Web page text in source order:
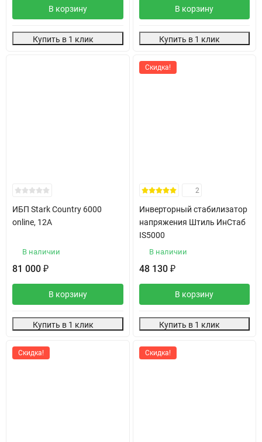
В корзину
Купить в 1 клик
В корзину
Купить в 1 клик
ИБП Stark Country 6000
online, 12А
В наличии
81 000 ₽
В корзину
Купить в 1 клик
Скидка!
2
Инверторный стабилизатор
напряжения Штиль ИнСтаб
IS5000
В наличии
48 130 ₽
В корзину
Купить в 1 клик
Скидка! Скидка!